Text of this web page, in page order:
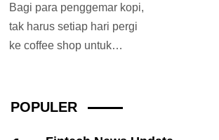
Bagi para penggemar kopi,
tak harus setiap hari pergi
ke coffee shop untuk
POPULER